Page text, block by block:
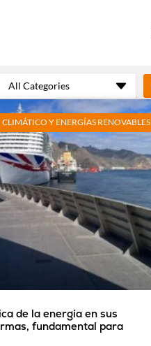
All Categories
Y ENERGÍAS RENOVABLES
de la energía en sus
fundamental para